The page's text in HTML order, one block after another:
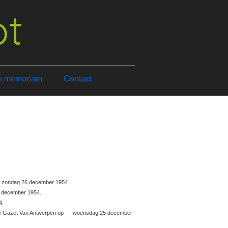
memoriam Contact
26 december 1954.
1954.
Gazet Van Antwerpen op woensdag 25 december